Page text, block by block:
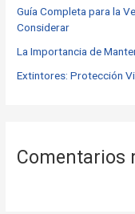
r
:
Guía Completa para la
Considerar
La Importancia de
Extintores: Protección
Comentarios